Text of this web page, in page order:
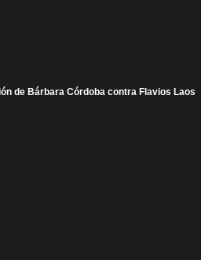
de Bárbara Córdoba contra Flavios Laos